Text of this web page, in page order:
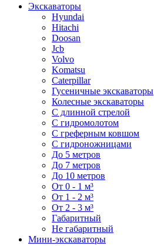
Экскаваторы
Hyundai
Hitachi
Doosan
Jcb
Volvo
Komatsu
Caterpillar
Гусеничные экскаваторы
Колесные экскаваторы
С длинной стрелой
С гидромолотом
С греферным ковшом
С гидроножницами
До 5 метров
До 7 метров
До 10 метров
От 0 - 1 м³
От 1 - 2 м³
От 2 - 3 м³
Габаритный
Не габаритный
Мини-экскаваторы